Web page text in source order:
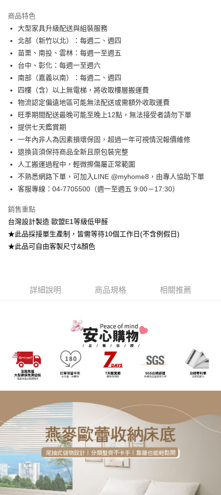
合作金庫商業銀行
華南商業銀行
上海商業儲蓄銀行
台北富邦商業銀行
國泰世華商業銀行
兆豐國際商業銀行
臺灣中小企業銀行
匯豐（台灣）商業銀行
聯邦商業銀行
元大商業銀行
永豐商業銀行
玉山商業銀行
星展（台灣）商業銀行
台新國際商業銀行
中國信託商業銀行
台灣樂天信用卡公司
6 期 0 利率 每期
華南商業銀行
彰化商業銀行
上海商業儲蓄銀行
台北富邦商業銀行
國泰世華商業銀行
臺灣中小企業銀行
台中商業銀行
匯豐（台灣）商業銀行
華泰商業銀行
聯邦商業銀行
遠東國際商業銀行
元大商業銀行
永豐商業銀行
玉山商業銀行
星展（台灣）商業銀行
台新國際商業銀行
台灣樂天信用卡公司
LINE Pay
Apple Pay
街口支付
悠遊付
Google Pay
全盈+PAY
大哥付你分期
相關說明
1.本服務由台灣大哥大提供，台灣大哥大用戶可立即使用無須另外申請。
2.付款方式選擇「大哥付你分期」，訂單成立後會自動跳轉到大哥付的交易
成交易。
4.訂單成立30分鐘內，如未前往確認交易或遇審核未通過，訂單將自動取
消。如遇「轉專審核」未通過狀況，表示未達大哥付你分期系統評分，恕無
法說明評估內容。
【繳款方式說明】
帳／街口支付／iPASS MONEY」等通路繳費。
用戶於交易時，得透過本服務購買商品或服務，並由商店將買賣／分期付款
買賣價金債權讓與本公司後，依約使用本公司帳單繳交帳款。
2.基於同意付款使用「大哥付你分期」之契約關係目的，商店將以您的個人
資料（包含姓名、電話或地址）提供予台灣大哥大進項蒐集、處理及利用，
由本公司與您本人進行分期帳單所需資料之確認、核對及更正。
3.完整用戶服務條款，請詳閱以下連結：https://oppay.tw/userRule
AFTEE先享後付
相關說明
AFTEE先享後付是「在收到商品之後才付款」的支付方式。 讓您購物簡單
便利好安心！
２．便利：只要手機號碼，簡訊認證，即可結帳。
３．安心：先確認商品／服務後，再付款。
２．訂單成立數日內，您將收到繳費通知簡訊。
購買商品的店家。未經商家同意取消之訂單仍視為有效，需透過AFTEE先享
※ 交易是否成功請以「AFTEE先享後付 」之結帳頁面顯示為準，若有關於
是否繳費成功／繳費後需取消欲退款等相關疑問，請聯繫「AFTEE先享後付
客戶支援中心」
https://netprotections.freshdesk.com/support/home
【注意事項】
權轉讓予恩沛科技股份有限公司。
２．關於個人資料處理事宜，請瀏覽以下網址：
https://aftee.tw/terms/#terms3
３．未成年的使用者請事先徵得法定代理人或監護人之同意方可使用
「AFTEE先享後付」，若未經同意申辦者引起之損失，本公司不負相關責
任。
４．使用「AFTEE先享後付」時，將依據個別帳號之用戶狀況，依本公司即
時審查核予不同之上限額度；若仍有額度不足之情形，本公司將視審查結果
請求用戶進行身份認證。
５．嚴禁一人註冊多個帳號或使用他人資訊註冊。若發現惡意使用之情形，
ATM付款
運送方式
➤一般商品『宅配寄送』：1.車趟為週一至六 2.無組裝，只送至一
➤大型傢俱『免費組裝』：1.車趟為週二、週四 2.可指定日期，無
每筆NT$3,000，滿NT$1(含以上)免運費
商品特色
大型家具升級配送與組裝服務
北部（新竹以北）：每週二、週四
苗栗、南投、雲林：每週一至週五
台中、彰化：每週一至週六
南部（嘉義以南）：每週二、週四
四樓（含）以上無電梯，將收取樓層搬運費
物流認定偏遠地區可能無法配送或需額外收取運費
旺季期間配送最晚可能至晚上12點，無法接受者請勿下單
提供七天鑑賞期
一年內非人為因素損壞保固，超過一年可視情況報價維修
退換貨須保持商品全新且原包裝完整
人工搬運過程中，輕微擦傷屬正常範圍
不熟悉網路下單，可加入LINE @myhome8，由專人協助下單
客服專線：04-7705500（週一至週五 9:00－17:30）
銷售重點
台灣設計製造 歐盟E1等級低甲醛
★此品採接單生產制，皆需等待10個工作日(不含例假日)
★此品可自由客製尺寸&顏色
詳細說明 商品規格 相關推薦